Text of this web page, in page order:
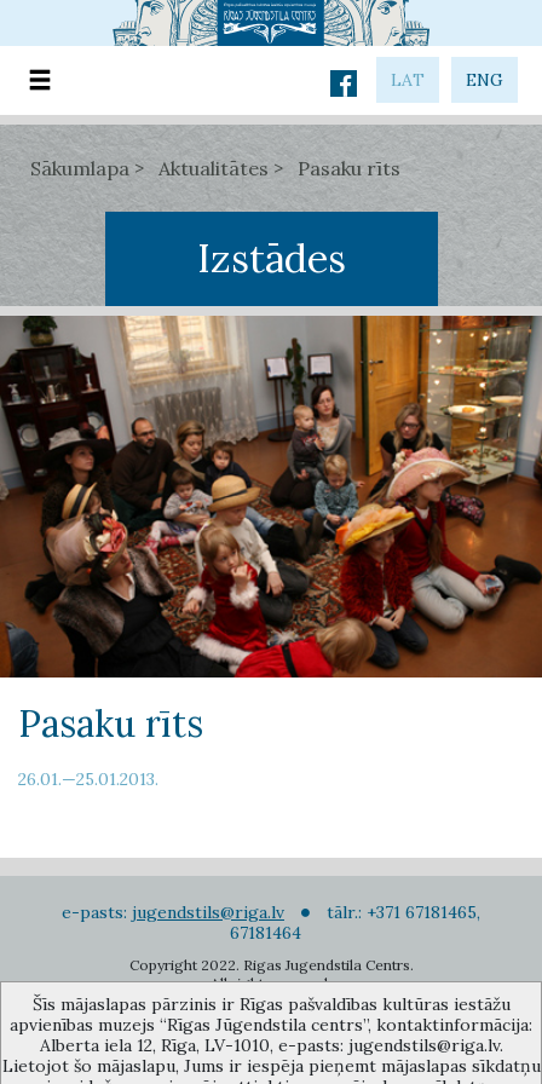
LAT ENG
Sākumlapa Aktualitātes Pasaku rīts
Izstādes
Pasaku rīts
26.01.—25.01.2013.
e-pasts: jugendstils@riga.lv
tālr.: +371 67181465,
67181464
Copyright 2022. Rigas Jugendstila Centrs.
All right reserved.
Pierakstīties jaunumiem
Šīs mājaslapas pārzinis ir Rīgas pašvaldības kultūras iestāžu
apvienības muzejs “Rīgas Jūgendstila centrs”, kontaktinformācija:
Alberta iela 12, Rīga, LV-1010, e-pasts: jugendstils@riga.lv.
Lietojot šo mājaslapu, Jums ir iespēja pieņemt mājaslapas sīkdatņu